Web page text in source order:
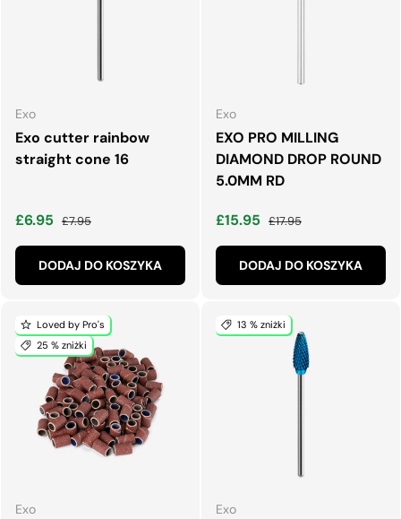
Exo
Exo cutter rainbow
straight cone 16
Cena wyprzedaży
£6.95 Normalna cena
£7.95
DODAJ DO KOSZYKA
Exo
EXO PRO MILLING
DIAMOND DROP ROUND
5.0MM RD
Cena wyprzedaży
£15.95 Normalna cena
£17.95
DODAJ DO KOSZYKA
Loved by Pro's
25 % zniżki
Exo
13 % zniżki
Exo